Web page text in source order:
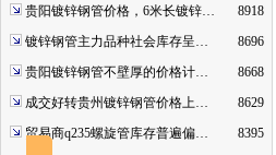
贵阳镀锌钢管价格，6米长镀锌…
8918
镀锌钢管主力品种社会库存呈…
8696
贵阳镀锌钢管不壁厚的价格计…
8668
成交好转贵州镀锌钢管价格上…
8629
贸易商q235螺旋管库存普遍偏…
8395